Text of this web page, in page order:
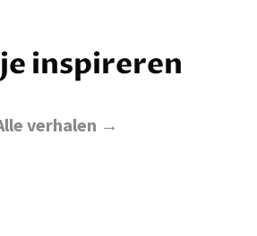
inspireren
verhalen →